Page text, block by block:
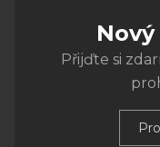
Přijďte si